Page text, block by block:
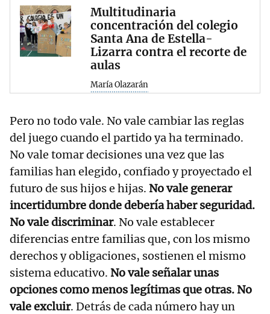
Multitudinaria
concentración del colegio
Santa Ana de Estella-
Lizarra contra el recorte de
aulas
María Olazarán
Pero no todo vale. No vale cambiar las reglas
del juego cuando el partido ya ha terminado.
No vale tomar decisiones una vez que las
familias han elegido, confiado y proyectado el
futuro de sus hijos e hijas. No vale generar
incertidumbre donde debería haber seguridad.
No vale discriminar. No vale establecer
diferencias entre familias que, con los mismo
derechos y obligaciones, sostienen el mismo
sistema educativo. No vale señalar unas
opciones como menos legítimas que otras. No
vale excluir. Detrás de cada número hay un